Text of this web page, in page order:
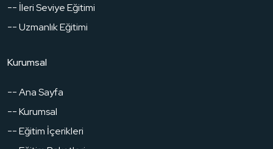
-- İleri Seviye Eğitimi
-- Uzmanlık Eğitimi
Kurumsal
-- Ana Sayfa
-- Kurumsal
-- Eğitim İçerikleri